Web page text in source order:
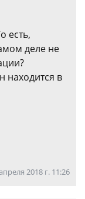
есть,
деле не
находится в
2018 г. 11:26